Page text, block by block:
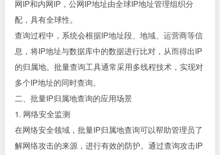
网IP和内网IP，公网IP地址由全球IP地址管理组织分
配，具有全球性。
查询过程中，系统会根据IP地址段、地域、运营商等信
息，将IP地址与数据库中的数据进行比对，从而得出IP
的归属地。批量查询工具通常采用多线程技术，实现对
多个IP地址的同时查询。
二、批量IP归属地查询的应用场景
1. 网络安全监测
在网络安全领域，批量IP归属地查询可以帮助管理员了
解网络攻击的来源，进行有效的防护。通过查询攻击IP